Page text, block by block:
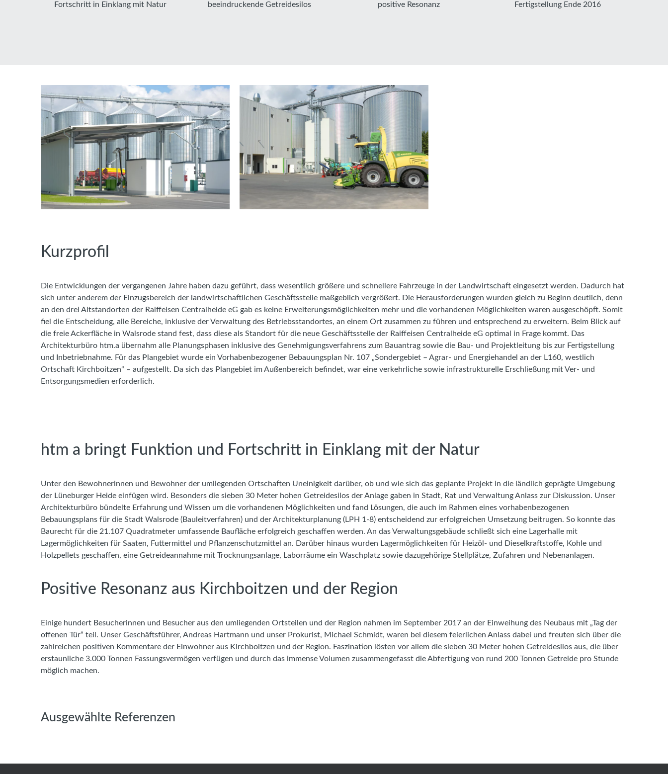
Fortschritt in Einklang mit Natur beeindruckende Getreidesilos positive Resonanz Fertigstellung Ende 2016
Kurzprofil
Die Entwicklungen der vergangenen Jahre haben dazu geführt, dass wesentlich größere und schnellere Fahrzeuge in der Landwirtschaft eingesetzt werden. Dadurch hat
sich unter anderem der Einzugsbereich der landwirtschaftlichen Geschäftsstelle maßgeblich vergrößert. Die Herausforderungen wurden gleich zu Beginn deutlich, denn
an den drei Altstandorten der Raiffeisen Centralheide eG gab es keine Erweiterungsmöglichkeiten mehr und die vorhandenen Möglichkeiten waren ausgeschöpft. Somit
fiel die Entscheidung, alle Bereiche, inklusive der Verwaltung des Betriebsstandortes, an einem Ort zusammen zu führen und entsprechend zu erweitern. Beim Blick auf
die freie Ackerfläche in Walsrode stand fest, dass diese als Standort für die neue Geschäftsstelle der Raiffeisen Centralheide eG optimal in Frage kommt. Das
Architekturbüro htm.a übernahm alle Planungsphasen inklusive des Genehmigungsverfahrens zum Bauantrag sowie die Bau- und Projektleitung bis zur Fertigstellung
und Inbetriebnahme. Für das Plangebiet wurde ein Vorhabenbezogener Bebauungsplan Nr. 107 „Sondergebiet – Agrar- und Energiehandel an der L160, westlich
Ortschaft Kirchboitzen“ – aufgestellt. Da sich das Plangebiet im Außenbereich befindet, war eine verkehrliche sowie infrastrukturelle Erschließung mit Ver- und
Entsorgungsmedien erforderlich.
htm a bringt Funktion und Fortschritt in Einklang mit der Natur
Unter den Bewohnerinnen und Bewohner der umliegenden Ortschaften Uneinigkeit darüber, ob und wie sich das geplante Projekt in die ländlich geprägte Umgebung
der Lüneburger Heide einfügen wird. Besonders die sieben 30 Meter hohen Getreidesilos der Anlage gaben in Stadt, Rat und Verwaltung Anlass zur Diskussion. Unser
Architekturbüro bündelte Erfahrung und Wissen um die vorhandenen Möglichkeiten und fand Lösungen, die auch im Rahmen eines vorhabenbezogenen
Bebauungsplans für die Stadt Walsrode (Bauleitverfahren) und der Architekturplanung (LPH 1-8) entscheidend zur erfolgreichen Umsetzung beitrugen. So konnte das
Baurecht für die 21.107 Quadratmeter umfassende Baufläche erfolgreich geschaffen werden. An das Verwaltungsgebäude schließt sich eine Lagerhalle mit
Lagermöglichkeiten für Saaten, Futtermittel und Pflanzenschutzmittel an. Darüber hinaus wurden Lagermöglichkeiten für Heizöl- und Dieselkraftstoffe, Kohle und
Holzpellets geschaffen, eine Getreideannahme mit Trocknungsanlage, Laborräume ein Waschplatz sowie dazugehörige Stellplätze, Zufahren und Nebenanlagen.
Positive Resonanz aus Kirchboitzen und der Region
Einige hundert Besucherinnen und Besucher aus den umliegenden Ortsteilen und der Region nahmen im September 2017 an der Einweihung des Neubaus mit „Tag der
offenen Tür“ teil. Unser Geschäftsführer, Andreas Hartmann und unser Prokurist, Michael Schmidt, waren bei diesem feierlichen Anlass dabei und freuten sich über die
zahlreichen positiven Kommentare der Einwohner aus Kirchboitzen und der Region. Faszination lösten vor allem die sieben 30 Meter hohen Getreidesilos aus, die über
erstaunliche 3.000 Tonnen Fassungsvermögen verfügen und durch das immense Volumen zusammengefasst die Abfertigung von rund 200 Tonnen Getreide pro Stunde
möglich machen.
Ausgewählte Referenzen